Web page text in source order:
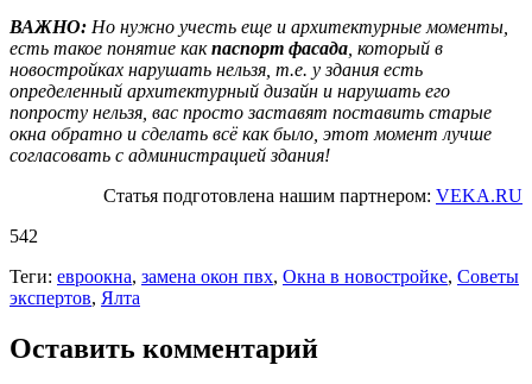
ВАЖНО: Но нужно учесть еще и архитектурные моменты,
есть такое понятие какпаспорт фасада , который в
новостройках нарушать нельзя, т.е. у здания есть
определенный архитектурный дизайн и нарушать его
попросту нельзя, вас просто заставят поставить старые
окна обратно и сделать всё как было, этот момент лучше
согласовать с администрацией здания!
Статья подготовлена нашим партнером: VEKA.RU
542
Теги: евроокна, замена окон пвх, Окна в новостройке, Советы
экспертов, Ялта
Оставить комментарий